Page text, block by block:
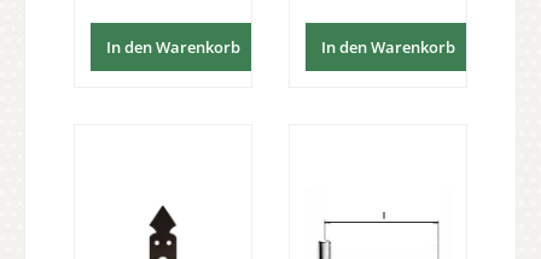
In den Warenkorb In den Warenkorb